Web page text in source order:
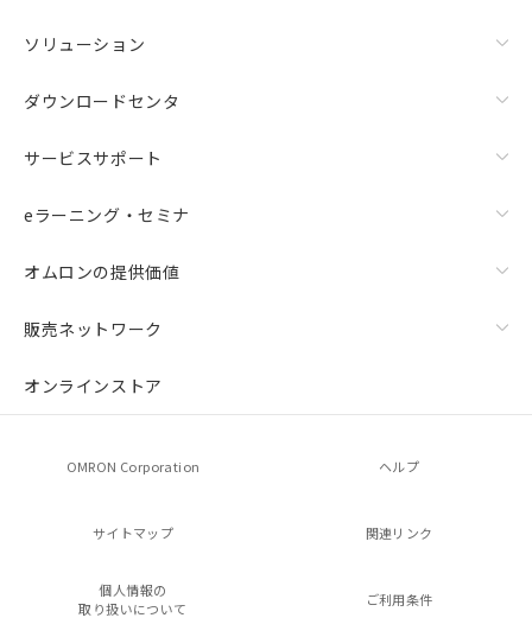
ソリューション
ダウンロードセンタ
サービスサポート
eラーニング・セミナ
オムロンの提供価値
販売ネットワーク
オンラインストア
OMRON Corporation ヘルプ
サイトマップ 関連リンク
個人情報の
取り扱いについて
ご利用条件